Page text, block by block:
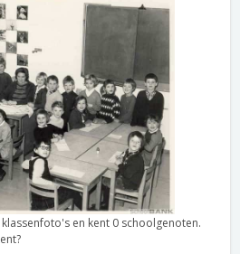
en kent 0 schoolgenoten.